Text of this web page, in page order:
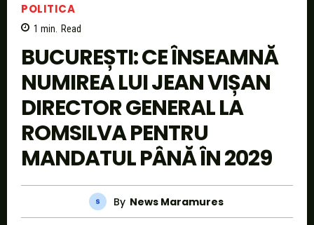
POLITICA
1 min. Read
BUCUREȘTI: CE ÎNSEAMNĂ
NUMIREA LUI JEAN VIȘAN
DIRECTOR GENERAL LA
ROMSILVA PENTRU
MANDATUL PÂNĂ ÎN 2029
By News Maramures